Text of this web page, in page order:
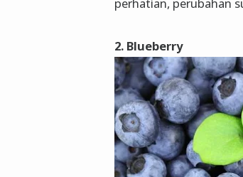
perhatian, perubahan
2. Blueberry